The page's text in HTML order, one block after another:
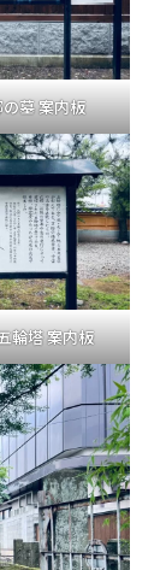
墓 案内板
輪塔 案内板